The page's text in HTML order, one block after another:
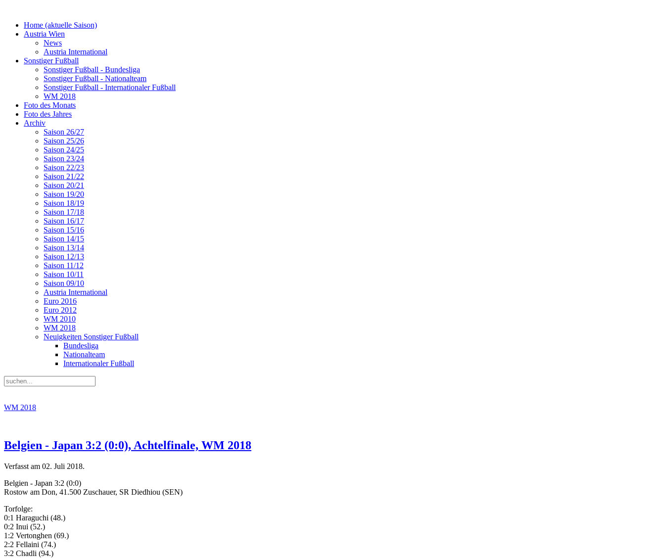
Home (aktuelle Saison)
Austria Wien
News
Austria International
Sonstiger Fußball
Sonstiger Fußball - Bundesliga
Sonstiger Fußball - Nationalteam
Sonstiger Fußball - Internationaler Fußball
WM 2018
Foto des Monats
Foto des Jahres
Archiv
Saison 26/27
Saison 25/26
Saison 24/25
Saison 23/24
Saison 22/23
Saison 21/22
Saison 20/21
Saison 19/20
Saison 18/19
Saison 17/18
Saison 16/17
Saison 15/16
Saison 14/15
Saison 13/14
Saison 12/13
Saison 11/12
Saison 10/11
Saison 09/10
Austria International
Euro 2016
Euro 2012
WM 2010
WM 2018
Neuigkeiten Sonstiger Fußball
Bundesliga
Nationalteam
Internationaler Fußball
WM 2018
Belgien - Japan 3:2 (0:0), Achtelfinale, WM 2018
Verfasst am 02. Juli 2018.
Belgien - Japan 3:2 (0:0)
Rostow am Don, 41.500 Zuschauer, SR Diedhiou (SEN)
Torfolge:
0:1 Haraguchi (48.)
0:2 Inui (52.)
1:2 Vertonghen (69.)
2:2 Fellaini (74.)
3:2 Chadli (94.)